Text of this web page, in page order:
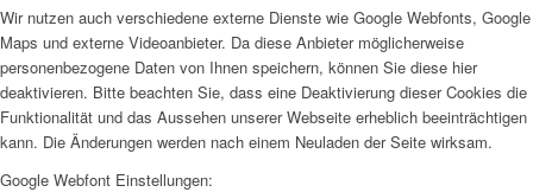
Wir nutzen auch verschiedene externe Dienste wie Google Webfonts, Google
Maps und externe Videoanbieter. Da diese Anbieter möglicherweise
personenbezogene Daten von Ihnen speichern, können Sie diese hier
deaktivieren. Bitte beachten Sie, dass eine Deaktivierung dieser Cookies die
Funktionalität und das Aussehen unserer Webseite erheblich beeinträchtigen
kann. Die Änderungen werden nach einem Neuladen der Seite wirksam.
Google Webfont Einstellungen: